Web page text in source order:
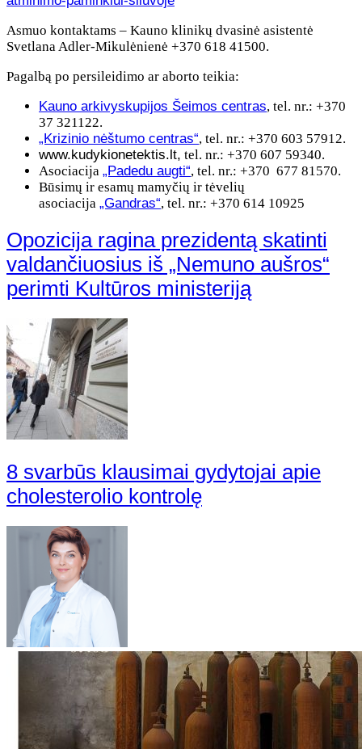
Asmuo kontaktams – Kauno klinikų dvasinė asistentė
Svetlana Adler-Mikulėnienė +370 618 41500.
Pagalbą po persileidimo ar aborto teikia:
Kauno arkivyskupijos Šeimos centras, tel. nr.: +370
37 321122.
„Krizinio nėštumo centras“, tel. nr.: +370 603 57912.
www.kudykionetektis.lt, tel. nr.: +370 607 59340.
Asociacija „Padedu augti“, tel. nr.: +370 677 81570.
Būsimų ir esamų mamyčių ir tėvelių
asociacija „Gandras“, tel. nr.: +370 614 10925
Opozicija ragina prezidentą skatinti
valdančiuosius iš „Nemuno aušros“
perimti Kultūros ministeriją
8 svarbūs klausimai gydytojai apie
cholesterolio kontrolę